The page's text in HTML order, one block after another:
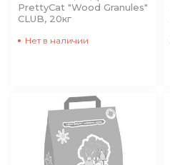
PrettyCat "Wood Granules"
CLUB, 20кг
Нет в наличии